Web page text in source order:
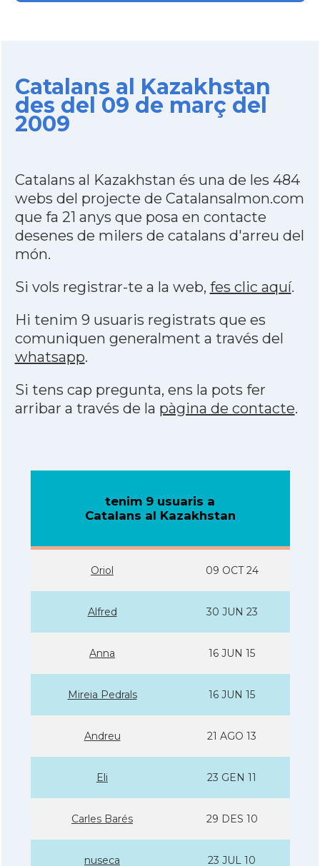
Catalans al Kazakhstan
des del 09 de març del
2009
Catalans al Kazakhstan és una de les 484
webs del projecte de Catalansalmon.com
que fa 21 anys que posa en contacte
desenes de milers de catalans d'arreu del
món.
Si vols registrar-te a la web, fes clic aquí.
Hi tenim 9 usuaris registrats que es
comuniquen generalment a través del
whatsapp.
Si tens cap pregunta, ens la pots fer
arribar a través de la pàgina de contacte.
tenim 9 usuaris a
Catalans al Kazakhstan
Oriol 09 OCT 24
Alfred 30 JUN 23
Anna 16 JUN 15
Mireia Pedrals 16 JUN 15
Andreu 21 AGO 13
Eli 23 GEN 11
Carles Barés 29 DES 10
nuseca 23 JUL 10